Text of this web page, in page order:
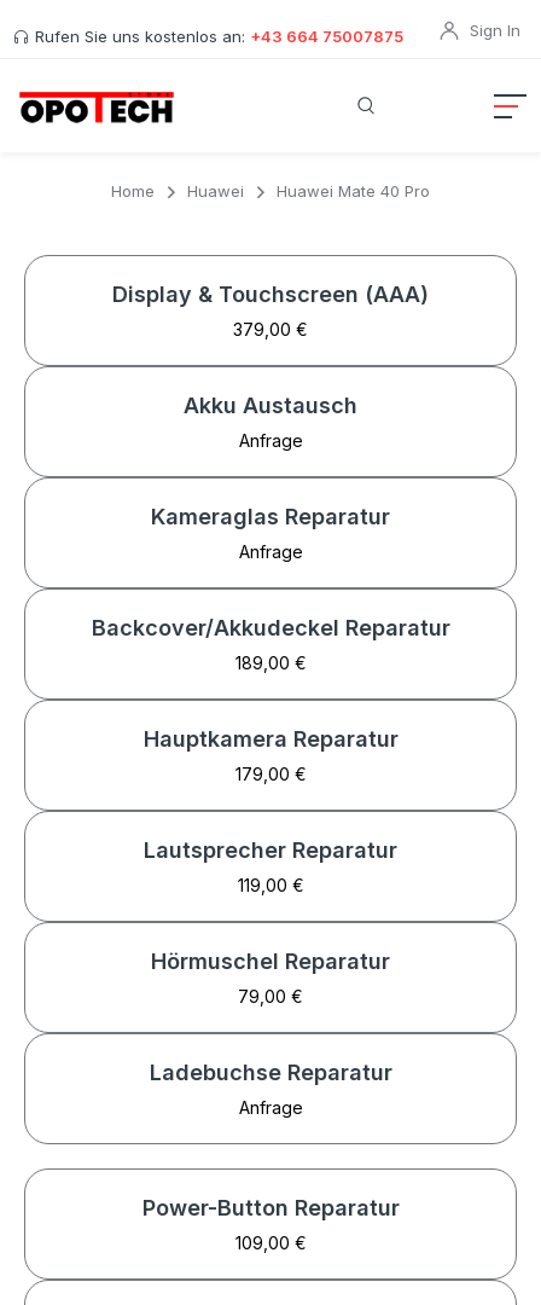
Rufen Sie uns kostenlos an: +43 664 75007875 Sign In
Home Huawei Huawei Mate 40 Pro
Display & Touchscreen (AAA)
379,00 €
Akku Austausch
Anfrage
Kameraglas Reparatur
Anfrage
Backcover/Akkudeckel Reparatur
189,00 €
Hauptkamera Reparatur
179,00 €
Lautsprecher Reparatur
119,00 €
Hörmuschel Reparatur
79,00 €
Ladebuchse Reparatur
Anfrage
Power-Button Reparatur
109,00 €